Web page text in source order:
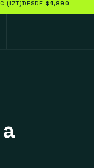
(IZT)DESDE $1,890